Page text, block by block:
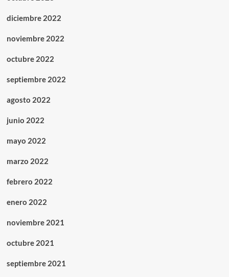
diciembre 2022
noviembre 2022
octubre 2022
septiembre 2022
agosto 2022
junio 2022
mayo 2022
marzo 2022
febrero 2022
enero 2022
noviembre 2021
octubre 2021
septiembre 2021